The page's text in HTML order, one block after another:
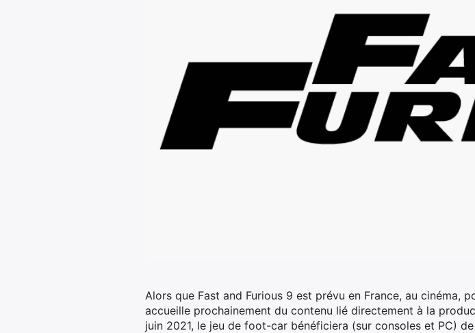
Alors que Fast and Furious 9 est prévu en France, au cinéma,
accueille prochainement du contenu lié directement à la
juin 2021, le jeu de foot-car bénéficiera (sur consoles et PC)